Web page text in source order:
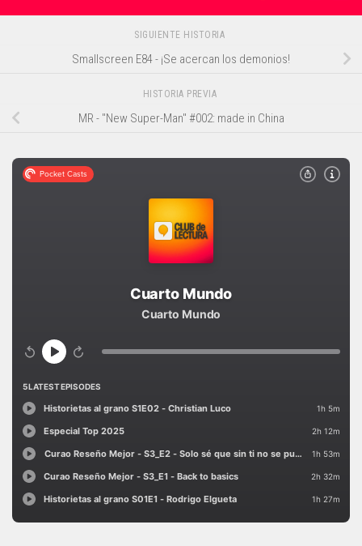
SIGUIENTE HISTORIA
Smallscreen E84 - ¡Se acercan los demonios!
HISTORIA PREVIA
MR - "New Super-Man" #002: made in China